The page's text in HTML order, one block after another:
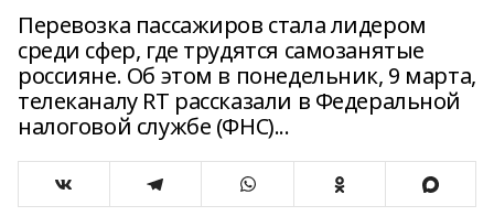
Перевозка пассажиров стала лидером
среди сфер, где трудятся самозанятые
россияне. Об этом в понедельник, 9 марта,
телеканалу RT рассказали в Федеральной
налоговой службе (ФНС)...